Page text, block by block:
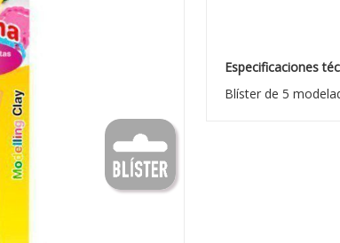
Especificaciones
Blíster de 5